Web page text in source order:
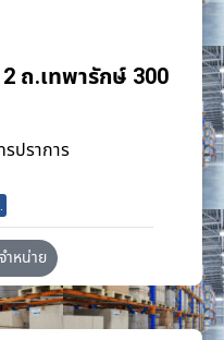
2 ถ.เทพารักษ์ 300
ปราการ
หน่าย